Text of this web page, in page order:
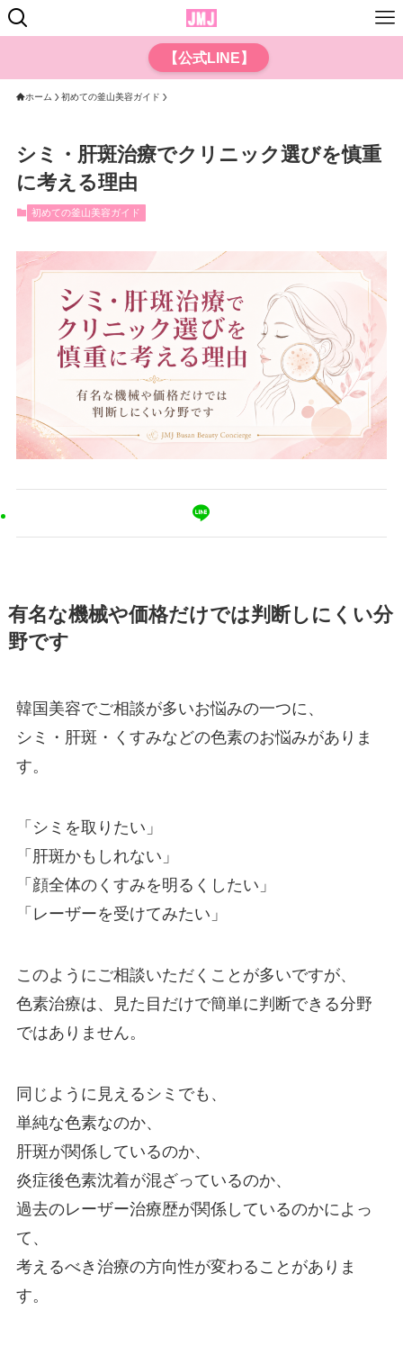
【公式LINE】
ホーム 初めての釜山美容ガイド
シミ・肝斑治療でクリニック選びを慎重
に考える理由
初めての釜山美容ガイド
有名な機械や価格だけでは判断しにくい分
野です
韓国美容でご相談が多いお悩みの一つに、
シミ・肝斑・くすみなどの色素のお悩みがありま
す。
「シミを取りたい」
「肝斑かもしれない」
「顔全体のくすみを明るくしたい」
「レーザーを受けてみたい」
このようにご相談いただくことが多いですが、
色素治療は、見た目だけで簡単に判断できる分野
ではありません。
同じように見えるシミでも、
単純な色素なのか、
肝斑が関係しているのか、
炎症後色素沈着が混ざっているのか、
過去のレーザー治療歴が関係しているのかによっ
て、
考えるべき治療の方向性が変わることがありま
す。